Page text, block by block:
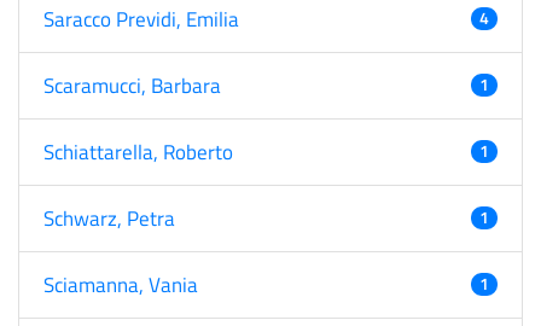
Saracco Previdi, Emilia 4
Scaramucci, Barbara 1
Schiattarella, Roberto 1
Schwarz, Petra 1
Sciamanna, Vania 1